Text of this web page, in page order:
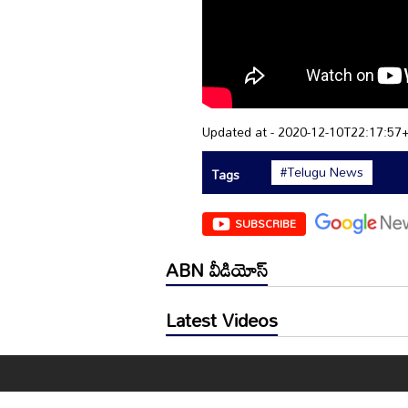
Updated at - 2020-12-
Tags
#Telugu News
SUBSCRIBE
ABN వీడియోస్
Latest Videos